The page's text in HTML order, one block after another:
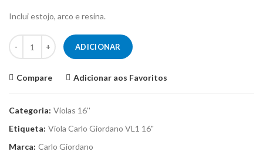
Inclui estojo, arco e resina.
Quantidade de Viola de Arco 16'' Carlo Giordano VL1
ADICIONAR
Compare Adicionar aos Favoritos
Categoria: Violas 16''
Etiqueta: Viola Carlo Giordano VL1 16"
Marca: Carlo Giordano